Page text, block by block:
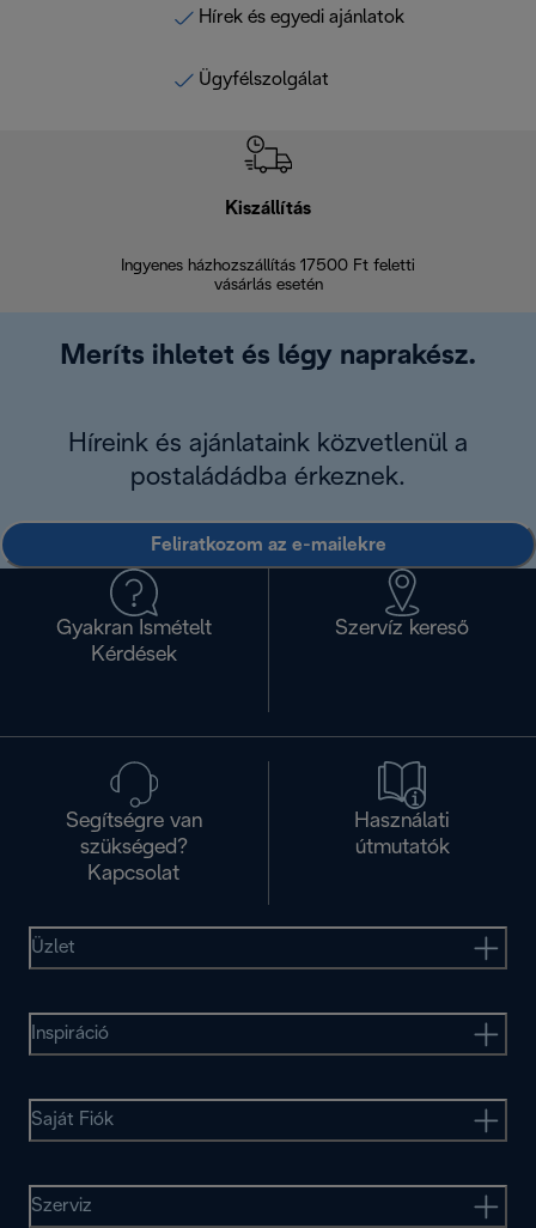
Hírek és egyedi ajánlatok
Ügyfélszolgálat
Kiszállítás
Ingyenes házhozszállítás 17500 Ft feletti
vásárlás esetén
Meríts ihletet és légy naprakész.
Híreink és ajánlataink közvetlenül a
postaládádba érkeznek.
Feliratkozom az e-mailekre
Gyakran Ismételt
Kérdések
Szervíz kereső
Segítségre van
szükséged?
Kapcsolat
Használati
útmutatók
Üzlet
Inspiráció
Saját Fiók
Szerviz